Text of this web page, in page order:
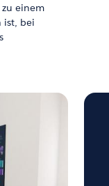
einem
ist, bei